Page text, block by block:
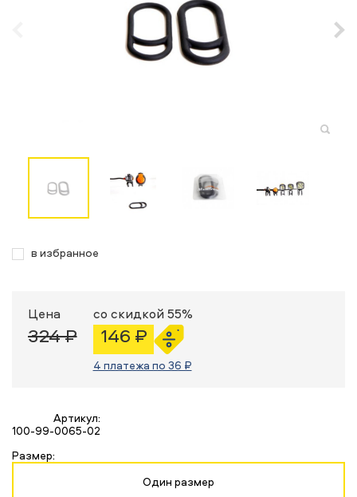
в избранное
Цена
324 ₽
со скидкой 55%
146 ₽
4 платежа по 36 ₽
Артикул:
100-99-0065-02
Размер:
Один размер